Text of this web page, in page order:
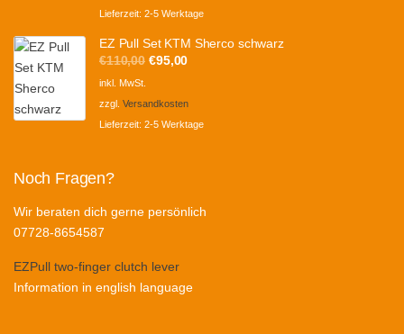
€110,00€95,00.
Lieferzeit: 2-5 Werktage
EZ Pull Set KTM Sherco schwarz
€110,00 Ursprünglicher
war:
€110,00
€95,00Aktueller
ist:
€95,00.
inkl. MwSt.
zzgl. Versandkosten
Lieferzeit: 2-5 Werktage
Noch Fragen?
Wir beraten dich gerne persönlich
07728-8654587
EZPull two-finger clutch lever
Information in english language